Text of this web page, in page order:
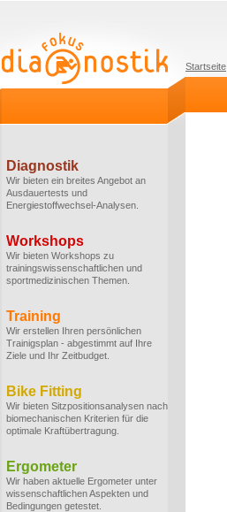
Startseite
Diagnostik
Wir bieten ein breites Angebot an
Ausdauertests und
Energiestoffwechsel-Analysen.
Workshops
Wir bieten Workshops zu
trainingswissenschaftlichen und
sportmedizinischen Themen.
Training
Wir erstellen Ihren persönlichen
Trainigsplan - abgestimmt auf Ihre
Ziele und Ihr Zeitbudget.
Bike Fitting
Wir bieten Sitzpositionsanalysen nach
biomechanischen Kriterien für die
optimale Kraftübertragung.
Ergometer
Wir haben aktuelle Ergometer unter
wissenschaftlichen Aspekten und
Bedingungen getestet.